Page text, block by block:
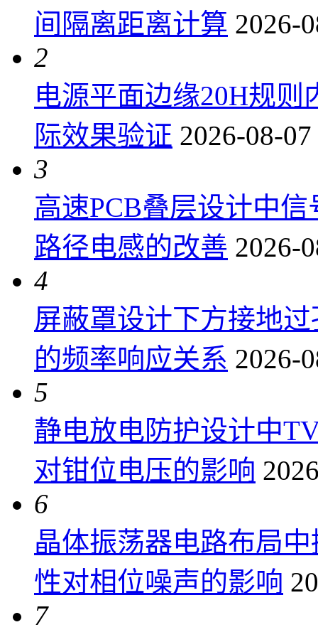
间隔离距离计算 2026-
2
电源平面边缘20H规
际效果验证 2026-08-
3
高速PCB叠层设计中
路径电感的改善 2026-
4
屏蔽罩设计下方接地
的频率响应关系 2026-
5
静电放电防护设计中
对钳位电压的影响
6
晶体振荡器电路布局
性对相位噪声的影响
7